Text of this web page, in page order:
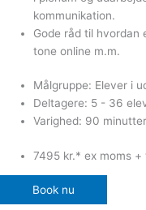
kommunikation.
Gode råd til hvordan
tone online m.m.
Målgruppe: Elever i
Deltagere: 5 - 36
Varighed: 90 minutter
7495 kr.* ex moms
Book nu